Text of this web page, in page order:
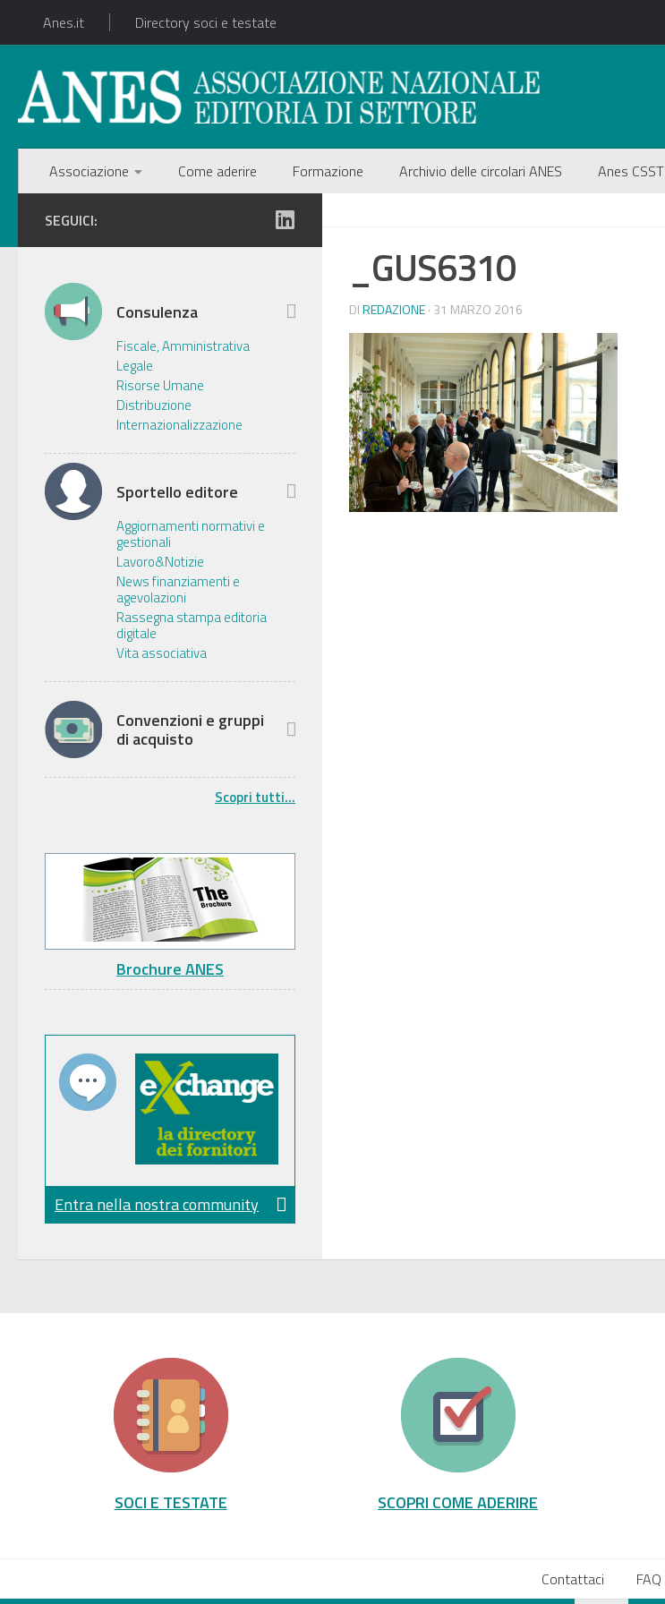
Anes.it Directory soci e testate
Associazione Come aderire Formazione Archivio delle circolari ANES Anes CSST
_GUS6310
DIREDAZIONE· 31 MARZO 2016
SEGUICI:
Consulenza
Fiscale, Amministrativa
Legale
Risorse Umane
Distribuzione
Internazionalizzazione
Sportello editore
Aggiornamenti normativi e
gestionali
Lavoro&Notizie
News finanziamenti e
agevolazioni
Rassegna stampa editoria
digitale
Vita associativa
Convenzioni e gruppi
di acquisto
Scopri tutti...
Brochure ANES
Entra nella nostra community
SOCI E TESTATE SCOPRI COME ADERIRE
Contattaci FAQ